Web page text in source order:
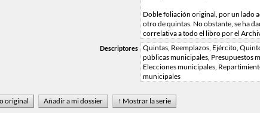
Doble foliación original, por un lado
otro de quintas. No obstante, se ha
correlativa a todo el libro por el
Descriptores
Quintas, Reemplazos, Ejército,
públicas municipales, Presupuestos
Elecciones municipales,
municipales